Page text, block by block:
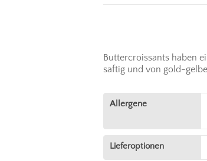
Buttercroissants haben
saftig und von gold-
Allergene
Lieferoptionen